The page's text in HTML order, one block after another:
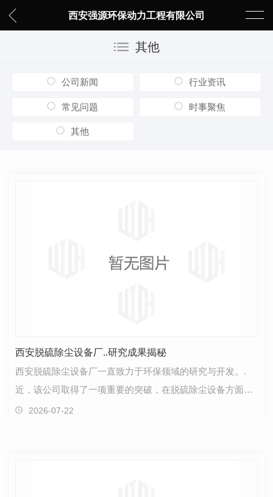
西安强源环保动力工程有限公司
其他
公司新闻 行业资讯
常见问题 时事聚焦
其他
西安脱硫除尘设备厂..研究成果揭秘
西安脱硫除尘设备厂一直致力于环保领域的研究与开发。.
近，该公司取得了一项重要的突破，在脱硫除尘设备方面取
得了新的研究成果。这项研究成果是在多次试验和改进…
2026-07-22